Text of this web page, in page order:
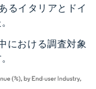
るイタリアとドイ
における調査対象